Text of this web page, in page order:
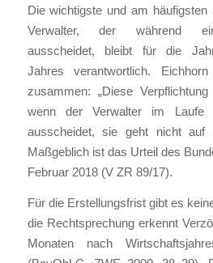
Die wichtigste und am
Verwalter, der während
ausscheidet, bleibt für die
Jahres verantwortlich.
zusammen: „Diese
wenn der Verwalter im Laufe
ausscheidet, sie geht nicht auf
Maßgeblich ist das Urteil des
Februar 2018 (V ZR 89/17).
Für die Erstellungsfrist gibt es
die Rechtsprechung erkennt
Monaten nach